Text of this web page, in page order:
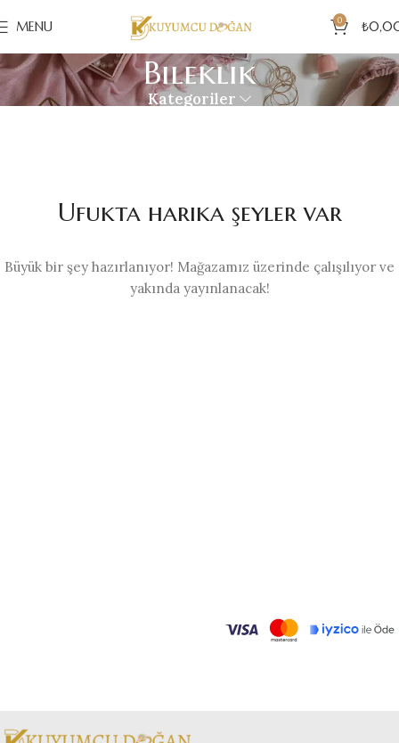
MENU 0 ₺
Bileklik
Kategoriler
Ufukta harika şeyler var
Büyük bir şey hazırlanıyor! Mağazamız üzerinde çalışılıyor ve
yakında yayınlanacak!